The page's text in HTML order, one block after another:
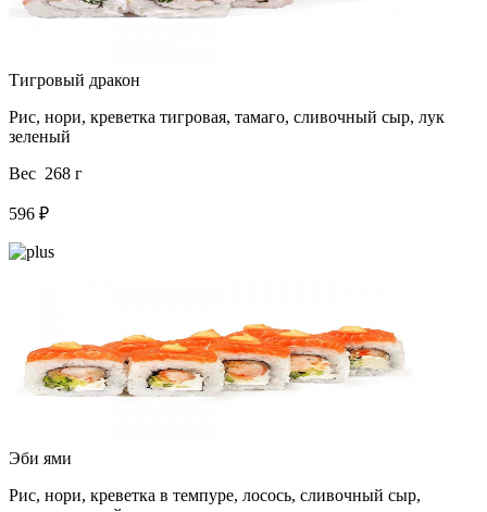
Тигровый дракон
Рис, нори, креветка тигровая, тамаго, сливочный сыр, лук
зеленый
Вес 268 г
596 ₽
Эби ями
Рис, нори, креветка в темпуре, лосось, сливочный сыр,